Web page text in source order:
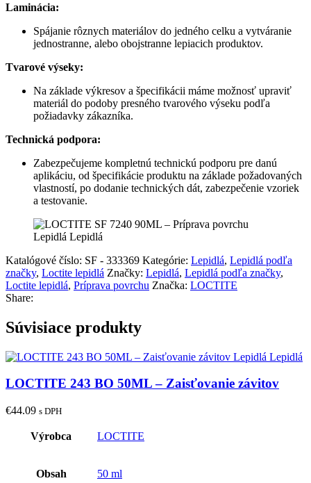
Laminácia:
Spájanie rôznych materiálov do jedného celku a vytváranie
jednostranne, alebo obojstranne lepiacich produktov.
Tvarové výseky:
Na základe výkresov a špecifikácii máme možnosť upraviť
materiál do podoby presného tvarového výseku podľa
požiadavky zákazníka.
Technická podpora:
Zabezpečujeme kompletnú technickú podporu pre danú
aplikáciu, od špecifikácie produktu na základe požadovaných
vlastností, po dodanie technických dát, zabezpečenie vzoriek
a testovanie.
Katalógové číslo: SF - 333369 Kategórie: Lepidlá, Lepidlá podľa
značky, Loctite lepidlá Značky: Lepidlá, Lepidlá podľa značky,
Loctite lepidlá, Príprava povrchu Značka: LOCTITE
Share:
Súvisiace produkty
LOCTITE 243 BO 50ML – Zaisťovanie závitov
€44.09 s DPH
Výrobca LOCTITE
Obsah 50 ml